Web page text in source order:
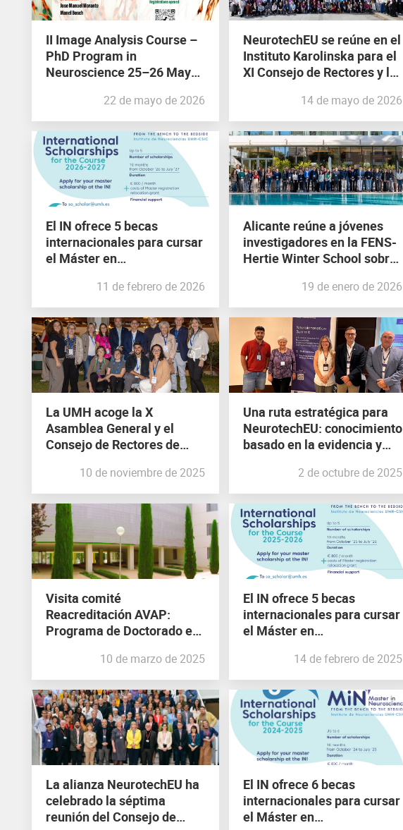
II Image Analysis Course –
PhD Program in
Neuroscience 25–26 Mayo,
22 de mayo de 2026
NeurotechEU se reúne en el
Instituto Karolinska para el
XI Consejo de Rectores y la
14 de mayo de 2026
El IN ofrece 5 becas
internacionales para cursar
el Máster en
investigación a la clínica
11 de febrero de 2026
Alicante reúne a jóvenes
investigadores en la FENS-
Hertie Winter School sobre
comprender la diversidad
del cerebro
19 de enero de 2026
La UMH acoge la X
Asamblea General y el
Consejo de Rectores de
10 de noviembre de 2025
Una ruta estratégica para
NeurotechEU: conocimiento
basado en la evidencia y
2 de octubre de 2025
Visita comité
Reacreditación AVAP:
Programa de Doctorado en
10 de marzo de 2025
El IN ofrece 5 becas
internacionales para cursar
el Máster en
investigación a la clínica
14 de febrero de 2025
La alianza NeurotechEU ha
celebrado la séptima
reunión del Consejo de
El IN ofrece 6 becas
internacionales para cursar
el Máster en